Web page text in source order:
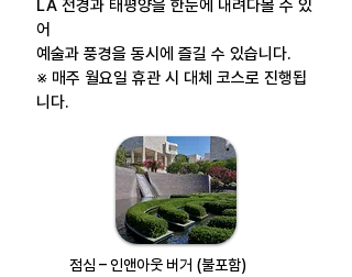
LA 전경과 태평양을 한눈에 내려다볼 수 있
어
예술과 풍경을 동시에 즐길 수 있습니다.
※ 매주 월요일 휴관 시 대체 코스로 진행됩
니다.
점심 – 인앤아웃 버거 (불포함)